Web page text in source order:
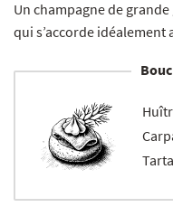
Un champagne de
qui s’accorde idéalement